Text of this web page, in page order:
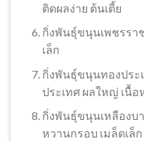
ติดผลง่าย ต้นเตี้ย
กิ่งพันธุ์ขนุนเพชรรา
เล็ก
กิ่งพันธุ์ขนุนทองประ
ประเทศ ผลใหญ่ เนื้
กิ่งพันธุ์ขนุนเหลืองบ
หวานกรอบ เมล็ดเล็ก